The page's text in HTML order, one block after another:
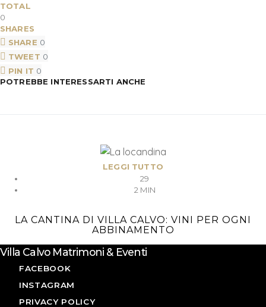
TOTAL
0
SHARES
SHARE 0
TWEET 0
PIN IT 0
POTREBBE INTERESSARTI ANCHE
LEGGI TUTTO
29
2 MIN
LA CANTINA DI VILLA CALVO: VINI PER OGNI
ABBINAMENTO
Villa Calvo Matrimoni & Eventi
FACEBOOK
INSTAGRAM
PRIVACY POLICY